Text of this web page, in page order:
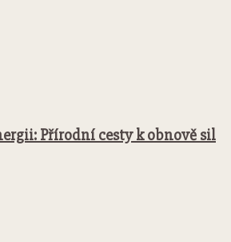
Přírodní cesty k obnově sil